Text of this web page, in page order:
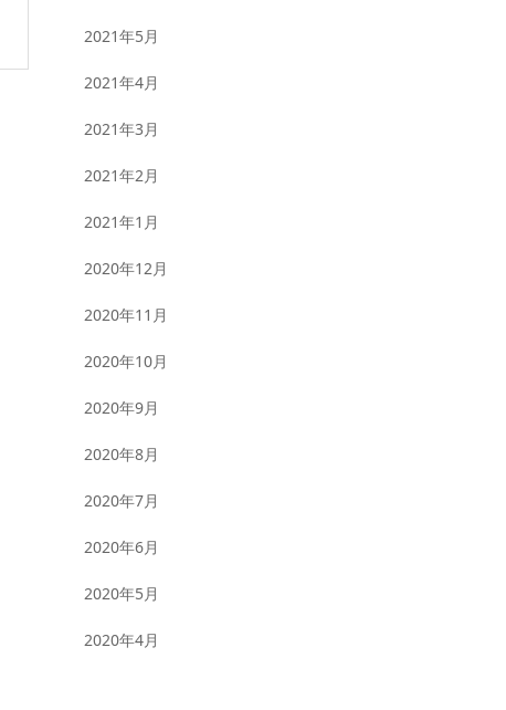
2021年5月
2021年4月
2021年3月
2021年2月
2021年1月
2020年12月
2020年11月
2020年10月
2020年9月
2020年8月
2020年7月
2020年6月
2020年5月
2020年4月